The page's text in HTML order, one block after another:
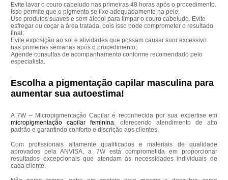
Evite lavar o couro cabeludo nas primeiras 48 horas após o procedimento.
Isso permite que o pigmento se fixe adequadamente na pele;
Use produtos suaves e sem álcool para limpar o couro cabeludo. Evite
esfregar ou coçar a área tratada, pois isso pode comprometer o resultado
final;
Evite exposição ao sol e atividades que possam causar suor excessivo
nas primeiras semanas após o procedimento;
Agende consultas de acompanhamento conforme recomendado pelo
especialista.
Escolha a pigmentação capilar masculina para
aumentar sua autoestima!
A 7W – Micropigmentação Capilar é reconhecida por sua expertise em
micropigmentação capilar feminina , oferecendo atendimento de alto
padrão e garantindo conforto e discrição aos clientes.
Com profissionais altamente qualificados e materiais de qualidade
aprovados pela ANVISA, a 7W está comprometida em proporcionar
resultados excepcionais que atendam às necessidades individuais de
cada cliente.